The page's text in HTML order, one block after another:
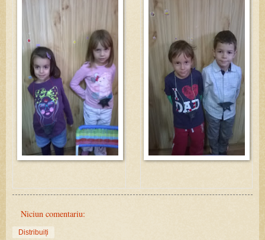
Niciun comentariu:
Distribuiți